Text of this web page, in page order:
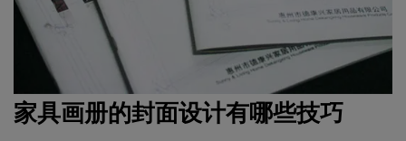
家具画册的封面设计有哪些技巧